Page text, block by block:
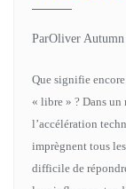
ParOliver Autumn
Que signifie
« libre » ? Dans un
l’accélération
imprègnent tous
difficile de